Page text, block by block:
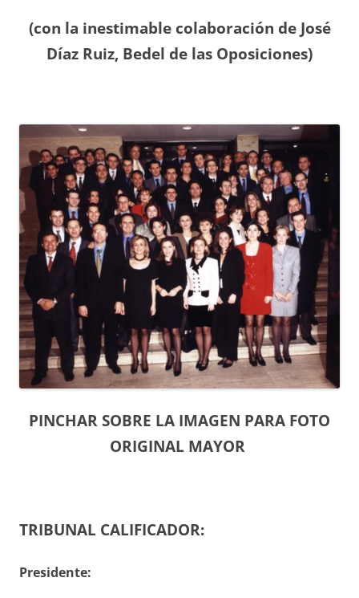
(con la inestimable colaboración de José
Díaz Ruiz, Bedel de las Oposiciones)
PINCHAR SOBRE LA IMAGEN PARA FOTO
ORIGINAL MAYOR
TRIBUNAL CALIFICADOR:
Presidente: